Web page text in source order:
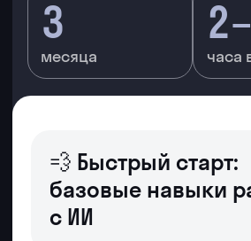
полную программу курса по